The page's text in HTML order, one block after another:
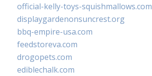
official-kelly-toys-squishmallows.com
displaygardenonsuncrest.org
bbq-empire-usa.com
feedstoreva.com
drogopets.com
ediblechalk.com